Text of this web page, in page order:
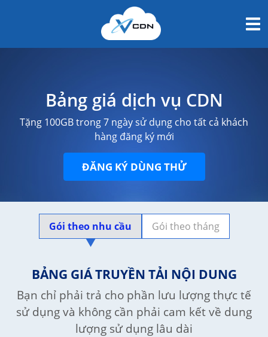
Bảng giá dịch vụ CDN
Tặng 100GB trong 7 ngày sử dụng cho tất cả khách
hàng đăng ký mới
ĐĂNG KÝ DÙNG THỬ
Gói theo nhu cầu Gói theo tháng
BẢNG GIÁ TRUYỀN TẢI NỘI DUNG
Bạn chỉ phải trả cho phần lưu lượng thực tế
sử dụng và không cần phải cam kết về dung
lượng sử dụng lâu dài